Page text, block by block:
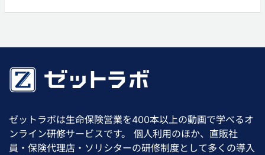
ゼットラボは生命保険営業を400本以上の動画で学べるオ
ンライン研修サービスです。 個人利用のほか、直販社
員・保険代理店・ソリシターの研修制度として多くの導入